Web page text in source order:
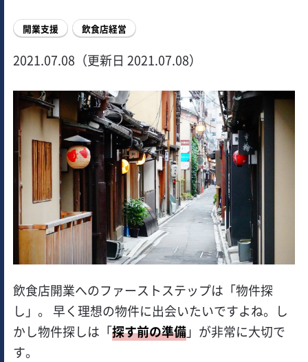
開業支援 飲食店経営
2021.07.08（更新日 2021.07.08）
飲食店開業へのファーストステップは「物件探
し」。 早く理想の物件に出会いたいですよね。し
かし物件探しは「探す前の準備」が非常に大切で
す。